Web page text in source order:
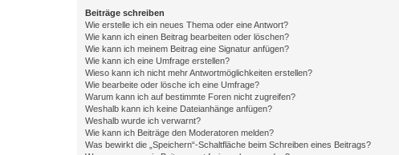
Beiträge schreiben
Wie erstelle ich ein neues Thema oder eine Antwort?
Wie kann ich einen Beitrag bearbeiten oder löschen?
Wie kann ich meinem Beitrag eine Signatur anfügen?
Wie kann ich eine Umfrage erstellen?
Wieso kann ich nicht mehr Antwortmöglichkeiten erstellen?
Wie bearbeite oder lösche ich eine Umfrage?
Warum kann ich auf bestimmte Foren nicht zugreifen?
Weshalb kann ich keine Dateianhänge anfügen?
Weshalb wurde ich verwarnt?
Wie kann ich Beiträge den Moderatoren melden?
Was bewirkt die „Speichern“-Schaltfläche beim Schreiben eines Beitrags?